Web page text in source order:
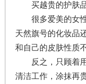
买越贵的护肤
很多爱美的女
天然旗号的化妆品
和自己的皮肤性质
反之，只顾着
清洁工作，涂抹再